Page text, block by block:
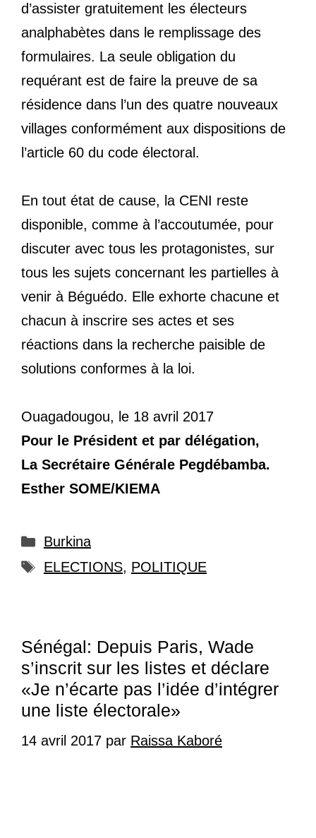
d’assister gratuitement les électeurs
analphabètes dans le remplissage des
formulaires. La seule obligation du
requérant est de faire la preuve de sa
résidence dans l’un des quatre nouveaux
villages conformément aux dispositions de
l’article 60 du code électoral.
En tout état de cause, la CENI reste
disponible, comme à l’accoutumée, pour
discuter avec tous les protagonistes, sur
tous les sujets concernant les partielles à
venir à Béguédo. Elle exhorte chacune et
chacun à inscrire ses actes et ses
réactions dans la recherche paisible de
solutions conformes à la loi.
Ouagadougou, le 18 avril 2017
Pour le Président et par délégation,
La Secrétaire Générale Pegdébamba.
Esther SOME/KIEMA
Catégories
Burkina
Étiquettes
ELECTIONS, POLITIQUE
Sénégal: Depuis Paris, Wade
s’inscrit sur les listes et déclare
«Je n’écarte pas l’idée d’intégrer
une liste électorale»
14 avril 2017 par Raissa Kaboré